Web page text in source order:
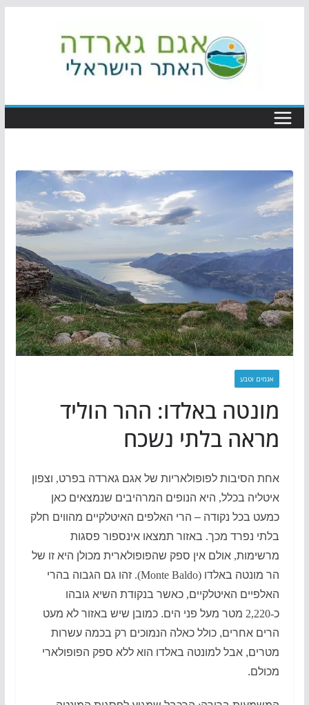
אגמים וטבע
מונטה באלדו: ההר הוליד
מראה בלתי נשכח
אחת הסיבות לפופולאריות של אגם גארדה בפרט, וצפון
איטליה בכלל, היא הנופים המרהיבים שנמצאים כאן
כמעט בכל נקודה – הרי האלפים האיטלקיים מהווים חלק
בלתי נפרד מכך. באזור תמצאו אינספור פסגות
מרשימות, אולם אין ספק שהפופולארית מכולן היא זו של
הר מונטה באלדו (Monte Baldo).
זהו גם הגבוה בהרי
האלפיים האיטלקיים, כאשר בנקודת השיא גובהו
כ-2,220
מטר מעל פני הים. כמובן שיש באזור לא מעט
הרים אחרים, כולל כאלה הנמוכים רק בכמה עשרות
מטרים, אבל למונטה באלדו הוא ללא ספק הפופולארי
מכולם.